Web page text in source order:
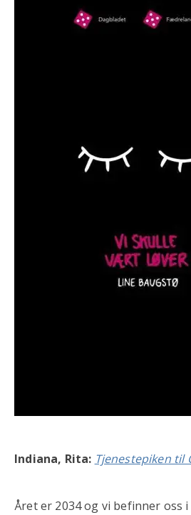
Indiana, Rita: Tjenestepiken til
Året er 2034 og vi befinner oss